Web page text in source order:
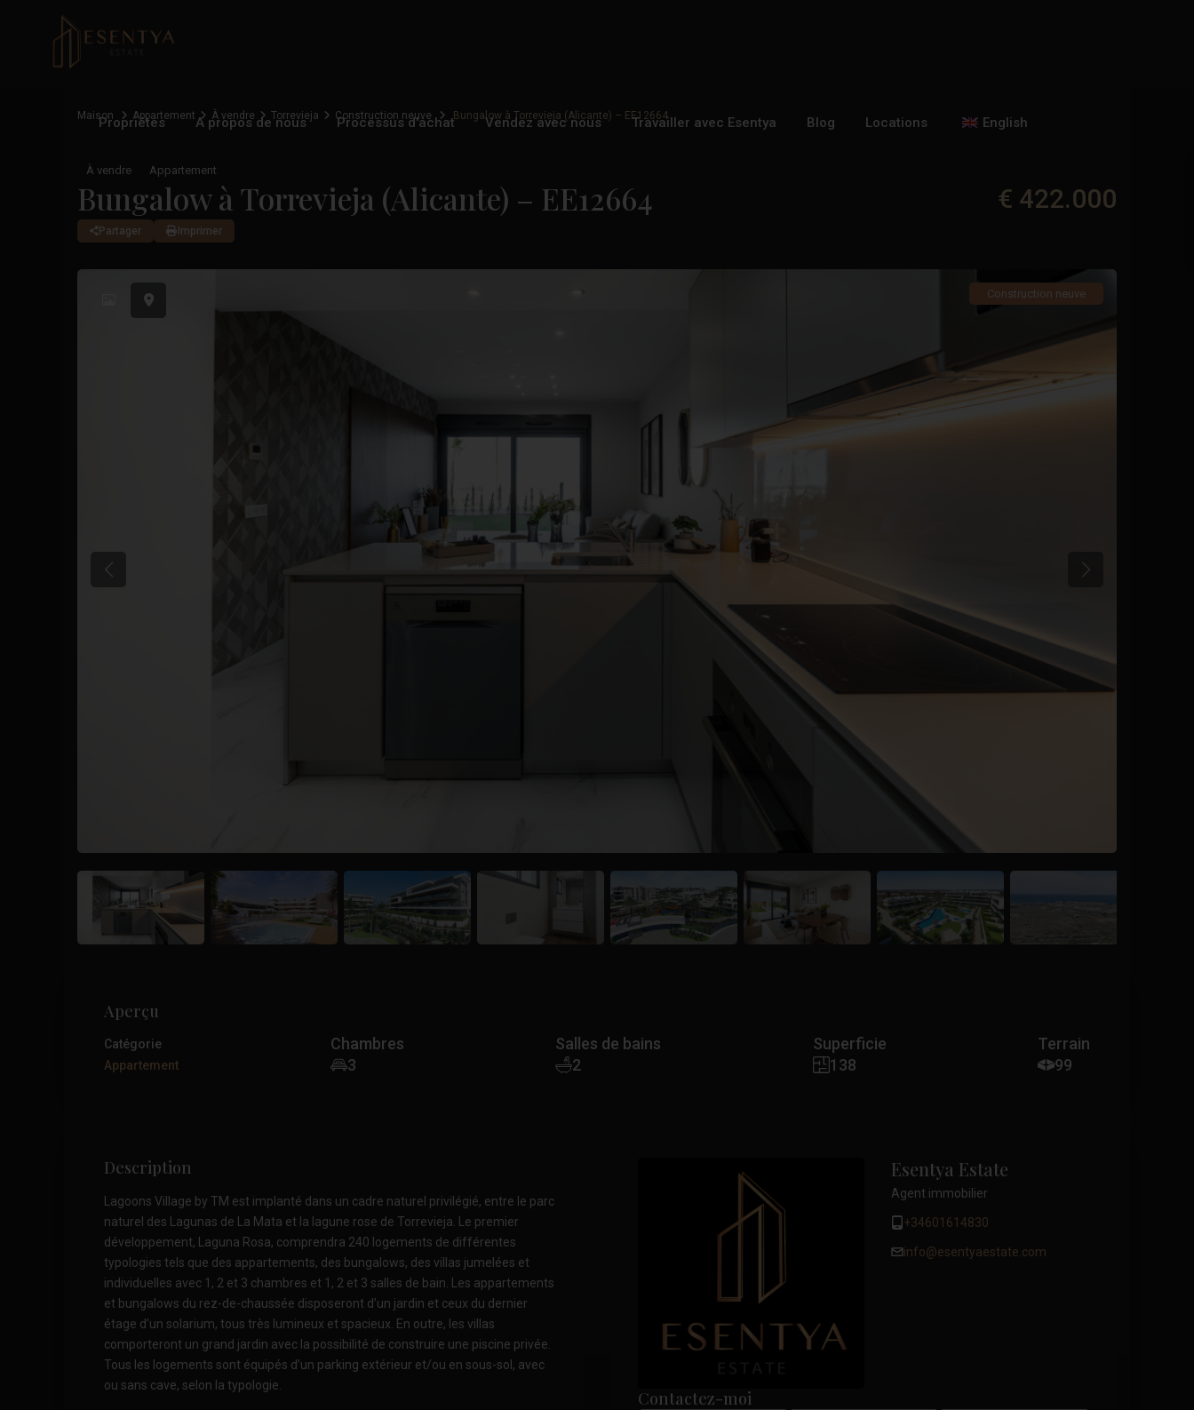
Propriétés A propos de nous Processus d'achat Vendez avec nous Travailler avec Esentya Blog Locations English
Maison Appartement À vendre Torrevieja Construction neuve Bungalow à Torrevieja (Alicante) – EE12664
À vendre Appartement
Bungalow à Torrevieja (Alicante) – EE12664 € 422.000
Partager Imprimer
Construction neuve
Précédent Précédent
Aperçu
Catégorie
Appartement
Chambres
3
Salles de bains
2
Superficie
138
Terrain
99
Description
Lagoons Village by TM est implanté dans un cadre naturel privilégié, entre le parc
naturel des Lagunas de La Mata et la lagune rose de Torrevieja. Le premier
développement, Laguna Rosa, comprendra 240 logements de différentes
typologies tels que des appartements, des bungalows, des villas jumelées et
individuelles avec 1, 2 et 3 chambres et 1, 2 et 3 salles de bain. Les appartements
et bungalows du rez-de-chaussée disposeront d’un jardin et ceux du dernier
étage d’un solarium, tous très lumineux et spacieux. En outre, les villas
comporteront un grand jardin avec la possibilité de construire une piscine privée.
Tous les logements sont équipés d’un parking extérieur et/ou en sous-sol, avec
ou sans cave, selon la typologie.
Esentya Estate
Agent immobilier
+34601614830
info@esentyaestate.com
Contactez-moi